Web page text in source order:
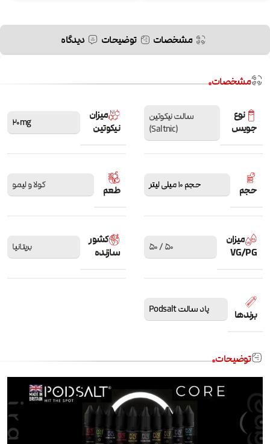
مشخصات توضیحات دیدگاه
مشخصات
نوع
جویس
سالت نیکوتین
(Saltnic)
میزان
نیکوتین
20mg
حجم حجم 10 میلی لیتر طعم کولا و لیمو
میزان
VG/PG
50 / 50
کشور
سازنده
بریتانیا
برندها پاد سالت Podsalt
توضیحات